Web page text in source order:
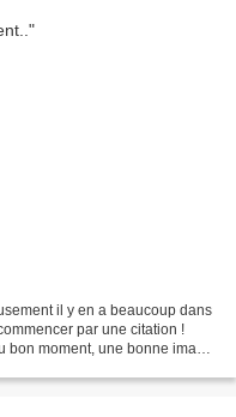
il y en a beaucoup dans
par une citation !
bon moment, une bonne image